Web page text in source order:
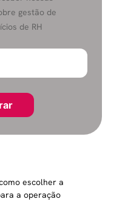
gestão de
de RH
escolher a
a operação